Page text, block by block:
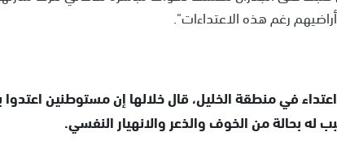
رغم هذه الاعتداءات".
في منطقة الخليل، قال خلالها إن مستوطنين